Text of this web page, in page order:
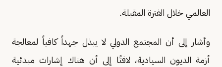
العالمي خلال الفترة المقبلة.
وأشار إلى أن المجتمع الدولي لا يبذل جهداً كافياً لمعالجة
أزمة الديون السيادية، لافتًا إلى أن هناك إشارات مبدئية